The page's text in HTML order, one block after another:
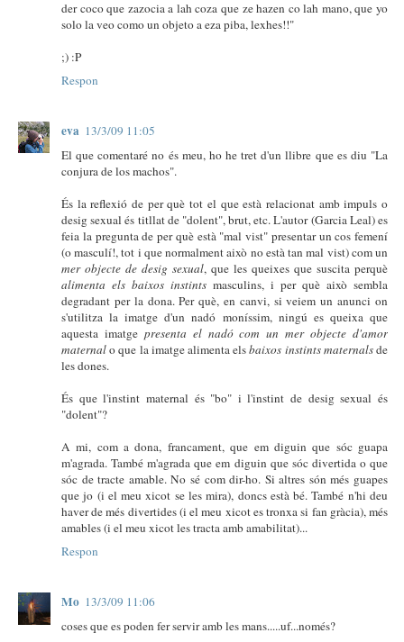
der coco que zazocia a lah coza que ze hazen co lah mano, que yo
solo la veo como un objeto a eza piba, lexhes!!"
;) :P
Respon
eva 13/3/09 11:05
El que comentaré no és meu, ho he tret d'un llibre que es diu "La
conjura de los machos".
És la reflexió de per què tot el que està relacionat amb impuls o
desig sexual és titllat de "dolent", brut, etc. L'autor (Garcia Leal) es
feia la pregunta de per què està "mal vist" presentar un cos femení
(o masculí!, tot i que normalment això no està tan mal vist) com un
mer objecte de desig sexual, que les queixes que suscita perquè
alimenta els baixos instints masculins, i per què això sembla
degradant per la dona. Per què, en canvi, si veiem un anunci on
s'utilitza la imatge d'un nadó moníssim, ningú es queixa que
aquesta imatge presenta el nadó com un mer objecte d'amor
maternalo que la imatge alimenta elsbaixos instints maternalsde
les dones.
És que l'instint maternal és "bo" i l'instint de desig sexual és
"dolent"?
A mi, com a dona, francament, que em diguin que sóc guapa
m'agrada. També m'agrada que em diguin que sóc divertida o que
sóc de tracte amable. No sé com dir-ho. Si altres són més guapes
que jo (i el meu xicot se les mira), doncs està bé. També n'hi deu
haver de més divertides (i el meu xicot es tronxa si fan gràcia), més
amables (i el meu xicot les tracta amb amabilitat)...
Respon
Mo 13/3/09 11:06
coses que es poden fer servir amb les mans.....uf...només?